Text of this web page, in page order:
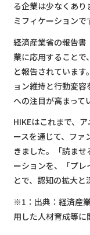
る企業は少なくあ
ミフィケーションで
経済産業省の報告
業に応用することで
と報告されていま
ョン維持と行動変
への注目が高まって
HIKEはこれまで、
ースを通じて、ファ
きました。「読ま
ーションを、「プレ
とで、認知の拡大と
※1：出典：経済産
用した人材育成等に